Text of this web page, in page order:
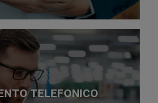
TELEFONICO